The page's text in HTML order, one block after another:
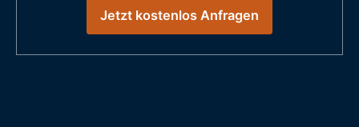
Jetzt kostenlos Anfragen